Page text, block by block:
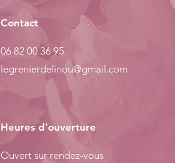
Contact
06 82 00 36 95
legrenierdelinou@gmail.com
Heures d'ouverture
Ouvert sur rendez-vous